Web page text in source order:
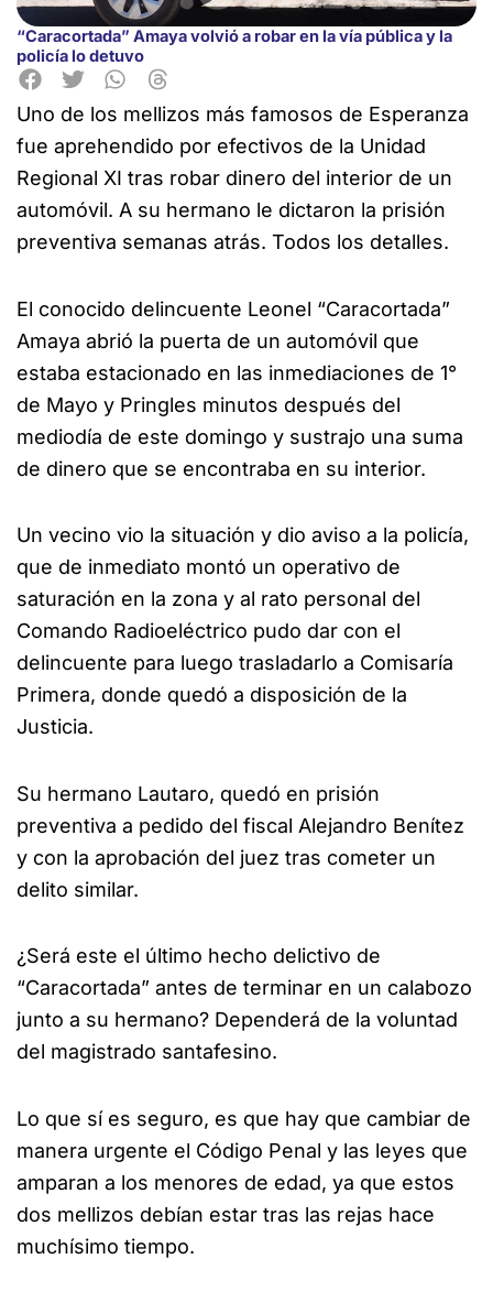
“Caracortada” Amaya volvió a robar en la vía pública y la
policía lo detuvo
Uno de los mellizos más famosos de Esperanza
fue aprehendido por efectivos de la Unidad
Regional XI tras robar dinero del interior de un
automóvil. A su hermano le dictaron la prisión
preventiva semanas atrás. Todos los detalles.
El conocido delincuente Leonel “Caracortada”
Amaya abrió la puerta de un automóvil que
estaba estacionado en las inmediaciones de 1°
de Mayo y Pringles minutos después del
mediodía de este domingo y sustrajo una suma
de dinero que se encontraba en su interior.
Un vecino vio la situación y dio aviso a la policía,
que de inmediato montó un operativo de
saturación en la zona y al rato personal del
Comando Radioeléctrico pudo dar con el
delincuente para luego trasladarlo a Comisaría
Primera, donde quedó a disposición de la
Justicia.
Su hermano Lautaro, quedó en prisión
preventiva a pedido del fiscal Alejandro Benítez
y con la aprobación del juez tras cometer un
delito similar.
¿Será este el último hecho delictivo de
“Caracortada” antes de terminar en un calabozo
junto a su hermano? Dependerá de la voluntad
del magistrado santafesino.
Lo que sí es seguro, es que hay que cambiar de
manera urgente el Código Penal y las leyes que
amparan a los menores de edad, ya que estos
dos mellizos debían estar tras las rejas hace
muchísimo tiempo.